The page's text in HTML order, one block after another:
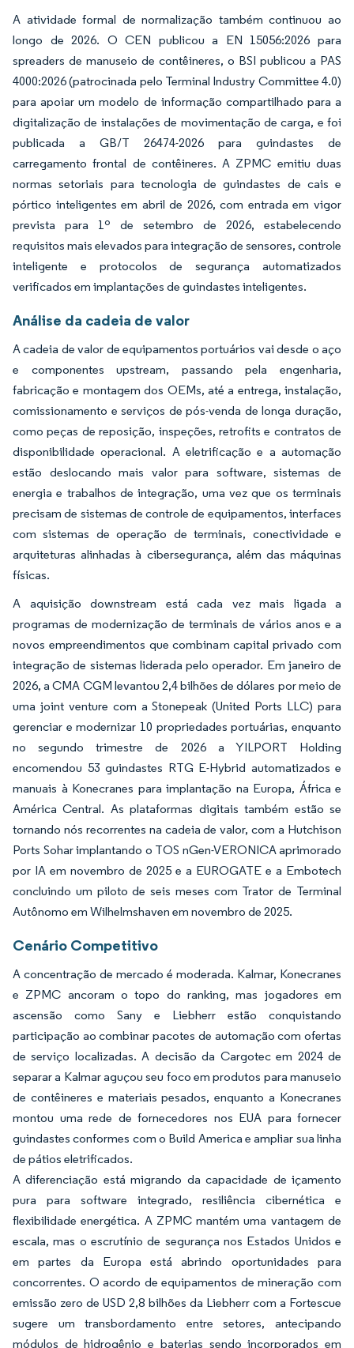
A atividade formal de normalização também continuou ao
longo de 2026. O CEN publicou a EN 15056:2026 para
spreaders de manuseio de contêineres, o BSI publicou a PAS
4000:2026 (patrocinada pelo Terminal Industry Committee 4.0)
para apoiar um modelo de informação compartilhado para a
digitalização de instalações de movimentação de carga, e foi
publicada a GB/T 26474-2026 para guindastes de
carregamento frontal de contêineres. A ZPMC emitiu duas
normas setoriais para tecnologia de guindastes de cais e
pórtico inteligentes em abril de 2026, com entrada em vigor
prevista para 1º de setembro de 2026, estabelecendo
requisitos mais elevados para integração de sensores, controle
inteligente e protocolos de segurança automatizados
verificados em implantações de guindastes inteligentes.
Análise da cadeia de valor
A cadeia de valor de equipamentos portuários vai desde o aço
e componentes upstream, passando pela engenharia,
fabricação e montagem dos OEMs, até a entrega, instalação,
comissionamento e serviços de pós-venda de longa duração,
como peças de reposição, inspeções, retrofits e contratos de
disponibilidade operacional. A eletrificação e a automação
estão deslocando mais valor para software, sistemas de
energia e trabalhos de integração, uma vez que os terminais
precisam de sistemas de controle de equipamentos, interfaces
com sistemas de operação de terminais, conectividade e
arquiteturas alinhadas à cibersegurança, além das máquinas
físicas.
A aquisição downstream está cada vez mais ligada a
programas de modernização de terminais de vários anos e a
novos empreendimentos que combinam capital privado com
integração de sistemas liderada pelo operador. Em janeiro de
2026, a CMA CGM levantou 2,4 bilhões de dólares por meio de
uma joint venture com a Stonepeak (United Ports LLC) para
gerenciar e modernizar 10 propriedades portuárias, enquanto
no segundo trimestre de 2026 a YILPORT Holding
encomendou 53 guindastes RTG E-Hybrid automatizados e
manuais à Konecranes para implantação na Europa, África e
América Central. As plataformas digitais também estão se
tornando nós recorrentes na cadeia de valor, com a Hutchison
Ports Sohar implantando o TOS nGen-VERONICA aprimorado
por IA em novembro de 2025 e a EUROGATE e a Embotech
concluindo um piloto de seis meses com Trator de Terminal
Autônomo em Wilhelmshaven em novembro de 2025.
Cenário Competitivo
A concentração de mercado é moderada. Kalmar, Konecranes
e ZPMC ancoram o topo do ranking, mas jogadores em
ascensão como Sany e Liebherr estão conquistando
participação ao combinar pacotes de automação com ofertas
de serviço localizadas. A decisão da Cargotec em 2024 de
separar a Kalmar aguçou seu foco em produtos para manuseio
de contêineres e materiais pesados, enquanto a Konecranes
montou uma rede de fornecedores nos EUA para fornecer
guindastes conformes com o Build America e ampliar sua linha
de pátios eletrificados.
A diferenciação está migrando da capacidade de içamento
pura para software integrado, resiliência cibernética e
flexibilidade energética. A ZPMC mantém uma vantagem de
escala, mas o escrutínio de segurança nos Estados Unidos e
em partes da Europa está abrindo oportunidades para
concorrentes. O acordo de equipamentos de mineração com
emissão zero de USD 2,8 bilhões da Liebherr com a Fortescue
sugere um transbordamento entre setores, antecipando
módulos de hidrogênio e baterias sendo incorporados em